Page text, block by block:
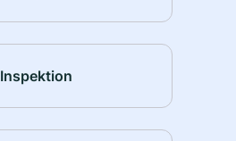
Inspektion